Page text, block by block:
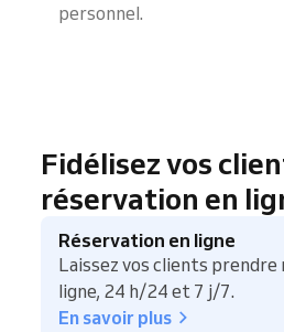
personnel.
Fidélisez vos
réservation en
Réservation en ligne
Laissez vos clients prendre
ligne, 24 h/24 et 7 j/7.
En savoir plus